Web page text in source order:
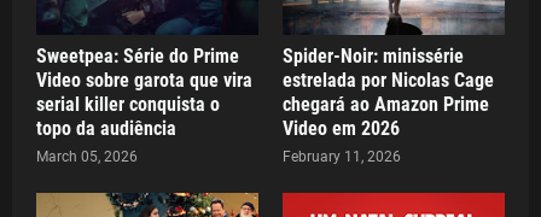
Sweetpea: Série do Prime
Video sobre garota que vira
serial killer conquista o
topo da audiência
March 05, 2026
Spider-Noir: minissérie
estrelada por Nicolas Cage
chegará ao Amazon Prime
Video em 2026
February 11, 2026